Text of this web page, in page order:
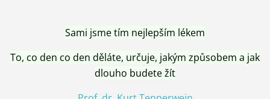
Sami jsme tím nejlepším lékem
To, co den co den děláte, určuje, jakým způsobem a jak
dlouho budete žít